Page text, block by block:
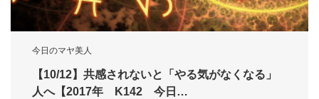
今日のマヤ美人
【10/12】共感されないと「やる気がなくなる」
人へ【2017年 K142 今日…